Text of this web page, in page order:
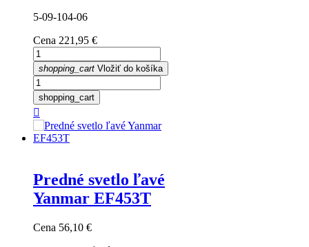
5-09-104-06
Cena 221,95 €
shopping_cart Vložiť do košíka
shopping_cart

Predné svetlo ľavé
Yanmar EF453T
Cena 56,10 €